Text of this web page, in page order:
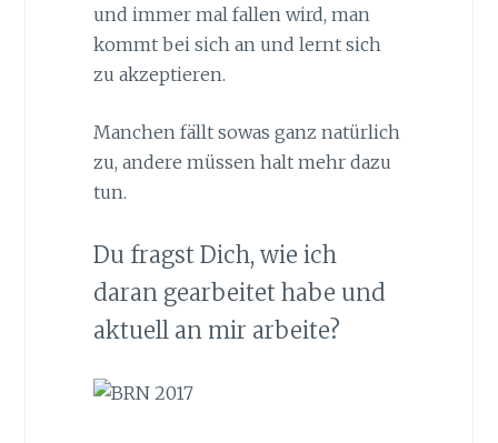
und immer mal fallen wird, man
kommt bei sich an und lernt sich
zu akzeptieren.
Manchen fällt sowas ganz natürlich
zu, andere müssen halt mehr dazu
tun.
Du fragst Dich, wie ich
daran gearbeitet habe und
aktuell an mir arbeite?